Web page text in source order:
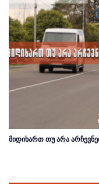
მიდიხართ თუ არა